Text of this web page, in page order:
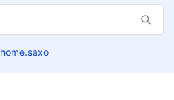
home.saxo